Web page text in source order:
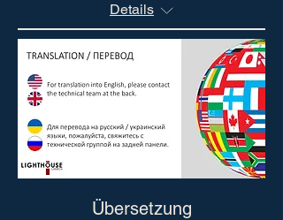
Details
Übersetzung